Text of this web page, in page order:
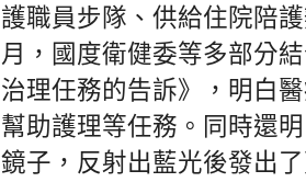
護職員步隊、供給住院陪
月，國度衛健委等多部分
治理任務的告訴》，明白
幫助護理等任務。同時還
鏡子，反射出藍光後發出